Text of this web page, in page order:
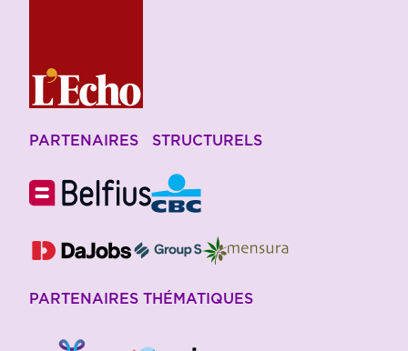
PARTENAIRES STRUCTURELS
PARTENAIRES THÉMATIQUES